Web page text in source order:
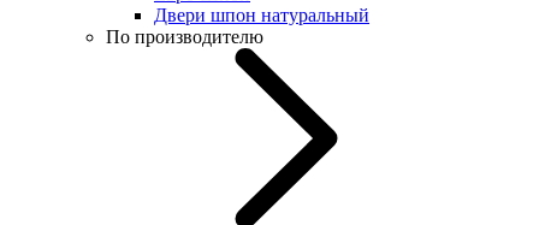
Двери шпон натуральный
По производителю